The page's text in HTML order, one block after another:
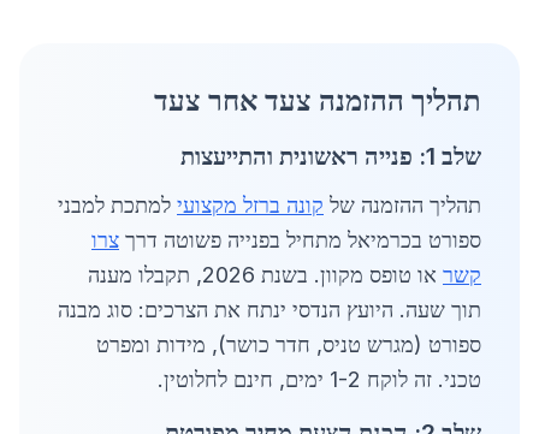
תהליך ההזמנה צעד אחר צעד
שלב 1: פנייה ראשונית והתייעצות
תהליך ההזמנה של קונה ברזל מקצועי למתכת למבני
ספורט בכרמיאל מתחיל בפנייה פשוטה דרך צרו
קשר
או טופס מקוון. בשנת 2026, תקבלו מענה
תוך שעה. היועץ הנדסי ינתח את הצרכים: סוג מבנה
ספורט (מגרש טניס, חדר כושר), מידות ומפרט
טכני. זה לוקח 1-2 ימים, חינם לחלוטין.